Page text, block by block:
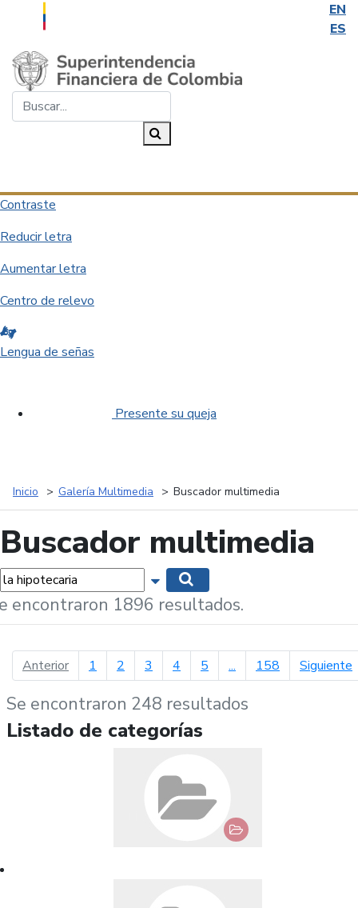
EN
ES
Saltar al contenido principal
Contraste
Reducir letra
Aumentar letra
Centro de relevo
Lengua de señas
Presente su queja
Inicio Galería Multimedia Buscador multimedia
Buscador multimedia
Mostrar opciones de búsqueda
encontraron 1896 resultados.
Anteriorpágina anterior
1 2 3 4 5 ... 158 Siguiente
Se encontraron 248 resultados
Listado de categorías